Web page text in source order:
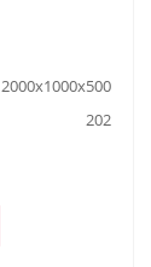
2000х1000х500
202